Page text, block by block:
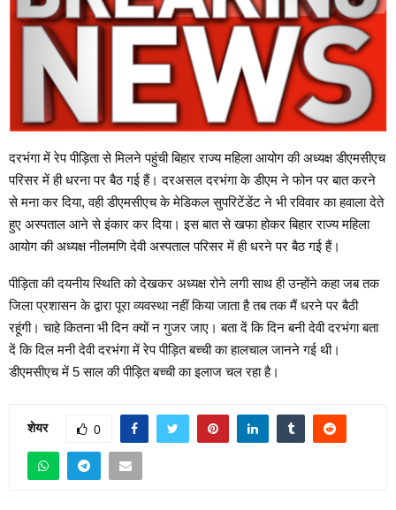
दरभंगा में रेप पीड़िता से मिलने पहुंची बिहार राज्य महिला आयोग की अध्यक्ष डीएमसीएच
परिसर में ही धरना पर बैठ गई हैं। दरअसल दरभंगा के डीएम ने फोन पर बात करने
से मना कर दिया, वही डीएमसीएच के मेडिकल सुपरिटेंडेंट ने भी रविवार का हवाला देते
हुए अस्पताल आने से इंकार कर दिया। इस बात से खफा होकर बिहार राज्य महिला
आयोग की अध्यक्ष नीलमणि देवी अस्पताल परिसर में ही धरने पर बैठ गई हैं।
पीड़िता की दयनीय स्थिति को देखकर अध्यक्ष रोने लगी साथ ही उन्होंने कहा जब तक
जिला प्रशासन के द्वारा पूरा व्यवस्था नहीं किया जाता है तब तक मैं धरने पर बैठी
रहूंगी। चाहे कितना भी दिन क्यों न गुजर जाए। बता दें कि दिन बनी देवी दरभंगा बता
दें कि दिल मनी देवी दरभंगा में रेप पीड़ित बच्ची का हालचाल जानने गई थी।
डीएमसीएच में 5 साल की पीड़ित बच्ची का इलाज चल रहा है।
शेयर 0